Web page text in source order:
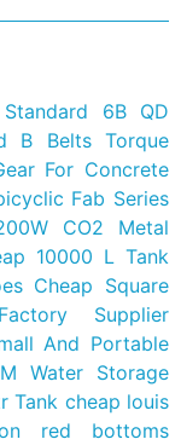
6B QD
B Belts Torque
For Concrete
Fab Series
CO2 Metal
10000 L Tank
Cheap Square
Supplier
And Portable
Water Storage
Tank cheap louis
red bottoms